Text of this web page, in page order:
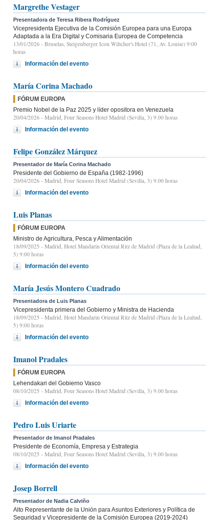
Margrethe Vestager
Presentadora de Teresa Ribera Rodríguez
Vicepresidenta Ejecutiva de la Comisión Europea para una Europa
Adaptada a la Era Digital y Comisaria Europea de Competencia
13/01/2026 - Bruselas, Steigenberger Icon Wiltcher's Hotel (71, Av. Louise) 9:00
horas
Información del evento
María Corina Machado
FÓRUM EUROPA
Premio Nobel de la Paz 2025 y líder opositora en Venezuela
20/04/2026 - Madrid, Four Seasons Hotel Madrid (Sevilla, 3) 9.00 horas
Información del evento
Felipe González Márquez
Presentador de María Corina Machado
Presidente del Gobierno de España (1982-1996)
20/04/2026 - Madrid, Four Seasons Hotel Madrid (Sevilla, 3) 9.00 horas
Información del evento
Luis Planas
FÓRUM EUROPA
Ministro de Agricultura, Pesca y Alimentación
18/09/2025 - Madrid, Hotel Mandarin Oriental Ritz de Madrid (Plaza de la Lealtad,
5) 9:00 horas
Información del evento
María Jesús Montero Cuadrado
Presentadora de Luis Planas
Vicepresidenta primera del Gobierno y Ministra de Hacienda
18/09/2025 - Madrid, Hotel Mandarin Oriental Ritz de Madrid (Plaza de la Lealtad,
5) 9:00 horas
Información del evento
Imanol Pradales
FÓRUM EUROPA
Lehendakari del Gobierno Vasco
08/10/2025 - Madrid, Four Seasons Hotel Madrid (Sevilla, 3) 9.00 horas
Información del evento
Pedro Luis Uriarte
Presentador de Imanol Pradales
Presidente de Economía, Empresa y Estrategia
08/10/2025 - Madrid, Four Seasons Hotel Madrid (Sevilla, 3) 9.00 horas
Información del evento
Josep Borrell
Presentador de Nadia Calviño
Alto Representante de la Unión para Asuntos Exteriores y Política de
Seguridad y Vicepresidente de la Comisión Europea (2019-2024)